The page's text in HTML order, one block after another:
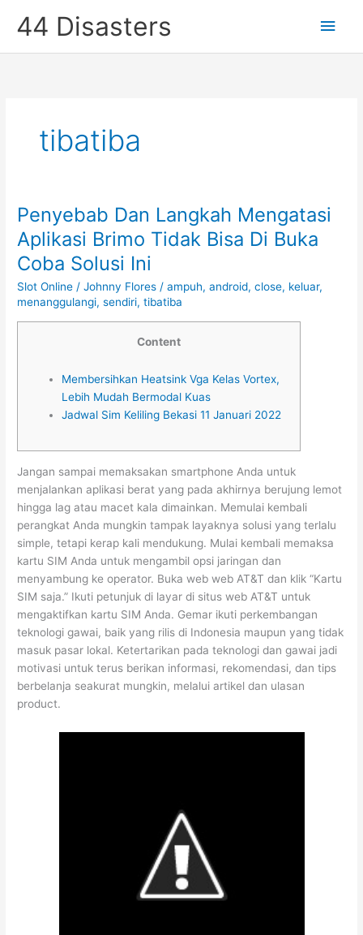
44 Disasters
Main
tibatiba
Penyebab Dan Langkah Mengatasi
Aplikasi Brimo Tidak Bisa Di Buka
Coba Solusi Ini
Slot Online /Johnny Flores/ampuh,android,close, keluar,
menanggulangi,sendiri,tibatiba
Content
Membersihkan Heatsink Vga Kelas Vortex,
Lebih Mudah Bermodal Kuas
Jadwal Sim Keliling Bekasi 11 Januari 2022
Jangan sampai memaksakan smartphone Anda untuk
menjalankan aplikasi berat yang pada akhirnya berujung lemot
hingga lag atau macet kala dimainkan. Memulai kembali
perangkat Anda mungkin tampak layaknya solusi yang terlalu
simple, tetapi kerap kali mendukung. Mulai kembali memaksa
kartu SIM Anda untuk mengambil opsi jaringan dan
menyambung ke operator. Buka web web AT&T dan klik “Kartu
SIM saja.” Ikuti petunjuk di layar di situs web AT&T untuk
mengaktifkan kartu SIM Anda. Gemar ikuti perkembangan
teknologi gawai, baik yang rilis di Indonesia maupun yang tidak
masuk pasar lokal. Ketertarikan pada teknologi dan gawai jadi
motivasi untuk terus berikan informasi, rekomendasi, dan tips
berbelanja seakurat mungkin, melalui artikel dan ulasan
product.